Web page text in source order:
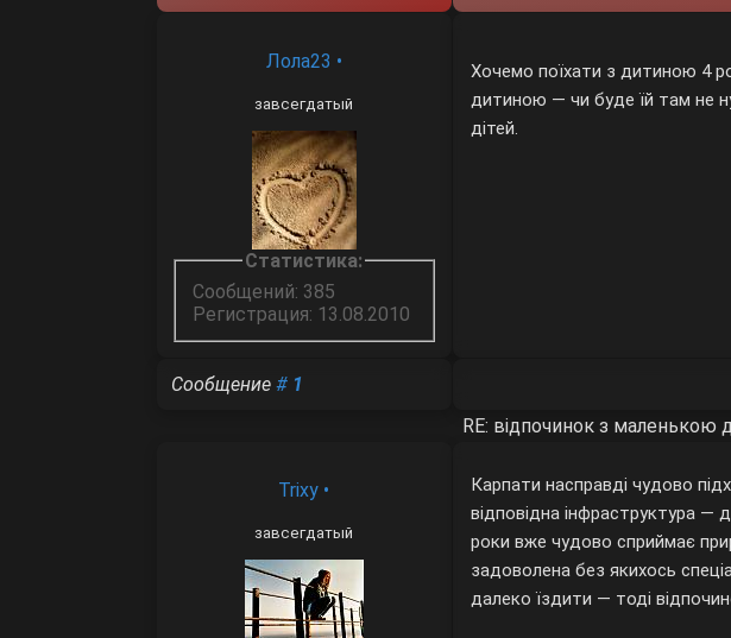
Лола23 •
завсегдатый
Статистика:
Сообщений: 385
Регистрация: 13.08.2010
Хочемо поїхати з дитиною 4
дитиною — чи буде їй там не
дітей.
Сообщение # 1
RE: відпочинок з
Trixy •
завсегдатый
Карпати насправді чудово
відповідна інфраструктура —
роки вже чудово сприймає
задоволена без якихось
далеко їздити — тоді